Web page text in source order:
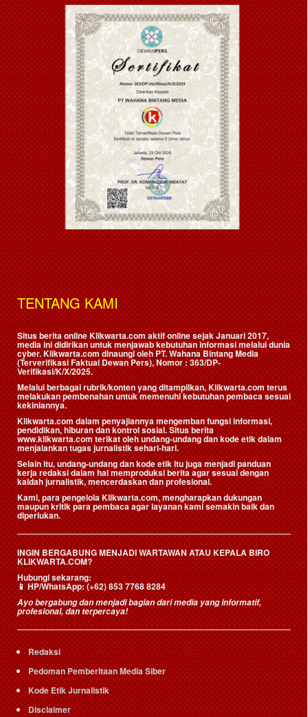
TENTANG KAMI
Situs berita online Klikwarta.com aktif online sejak Januari 2017,
media ini didirikan untuk menjawab kebutuhan informasi melalui dunia
cyber. Klikwarta.com dinaungi oleh PT. Wahana Bintang Media
(Terverifikasi Faktual Dewan Pers), Nomor : 363/DP-
Verifikasi/K/X/2025.
Melalui berbagai rubrik/konten yang ditampilkan, Klikwarta.com terus
melakukan pembenahan untuk memenuhi kebutuhan pembaca sesuai
kekiniannya.
Klikwarta.com dalam penyajiannya mengemban fungsi informasi,
pendidikan, hiburan dan kontrol sosial. Situs berita
www.klikwarta.com terikat oleh undang-undang dan kode etik dalam
menjalankan tugas jurnalistik sehari-hari.
Selain itu, undang-undang dan kode etik itu juga menjadi panduan
kerja redaksi dalam hal memproduksi berita agar sesuai dengan
kaidah jurnalistik, mencerdaskan dan profesional.
Kami, para pengelola Klikwarta.com, mengharapkan dukungan
maupun kritik para pembaca agar layanan kami semakin baik dan
diperlukan.
INGIN BERGABUNG MENJADI WARTAWAN ATAU KEPALA BIRO
KLIKWARTA.COM?
Hubungi sekarang:
📱HP/WhatsApp:(+62) 853 7768 8284
Ayo bergabung dan menjadi bagian dari media yang informatif,
profesional, dan terpercaya!
Redaksi
Pedoman Pemberitaan Media Siber
Kode Etik Jurnalistik
Disclaimer